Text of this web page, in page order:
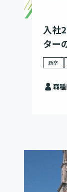
入社
ター
新卒
職種